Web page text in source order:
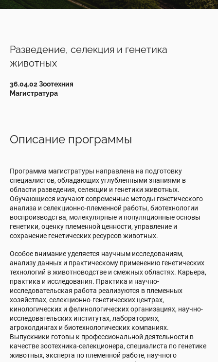
Разведение, селекция и генетика
животных
36.04.02 Зоотехния
Магистратура
Описание программы
Программа магистратуры направлена на подготовку
специалистов, обладающих углубленными знаниями в
области разведения, селекции и генетики животных.
Обучающиеся изучают современные методы генетического
анализа и селекционно-племенной работы, биотехнологии
воспроизводства, молекулярные и популяционные основы
генетики, оценку племенной ценности, управление и
сохранение генетических ресурсов животных.
Особое внимание уделяется научным исследованиям,
анализу данных и практическому применению генетических
технологий в животноводстве и смежных областях. Карьера,
практика и исследования. Практика и научно-
исследовательская работа реализуются в племенных
хозяйствах, селекционно-генетических центрах,
кинологических и фелинологических организациях, научно-
исследовательских институтах, лабораториях,
агрохолдингах и биотехнологических компаниях.
Выпускники готовы к профессиональной деятельности в
качестве зоотехника-селекционера, специалиста по генетике
животных, эксперта по племенной работе, научного